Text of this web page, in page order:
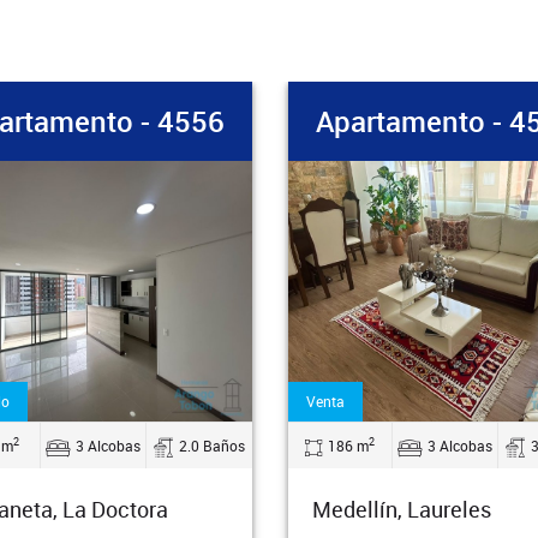
- 4556
2 3 Alcobas 2.0 Baños
La Doctora
Apartamento -
Venta
186 m2 3 Alcobas
Medellín, Laureles